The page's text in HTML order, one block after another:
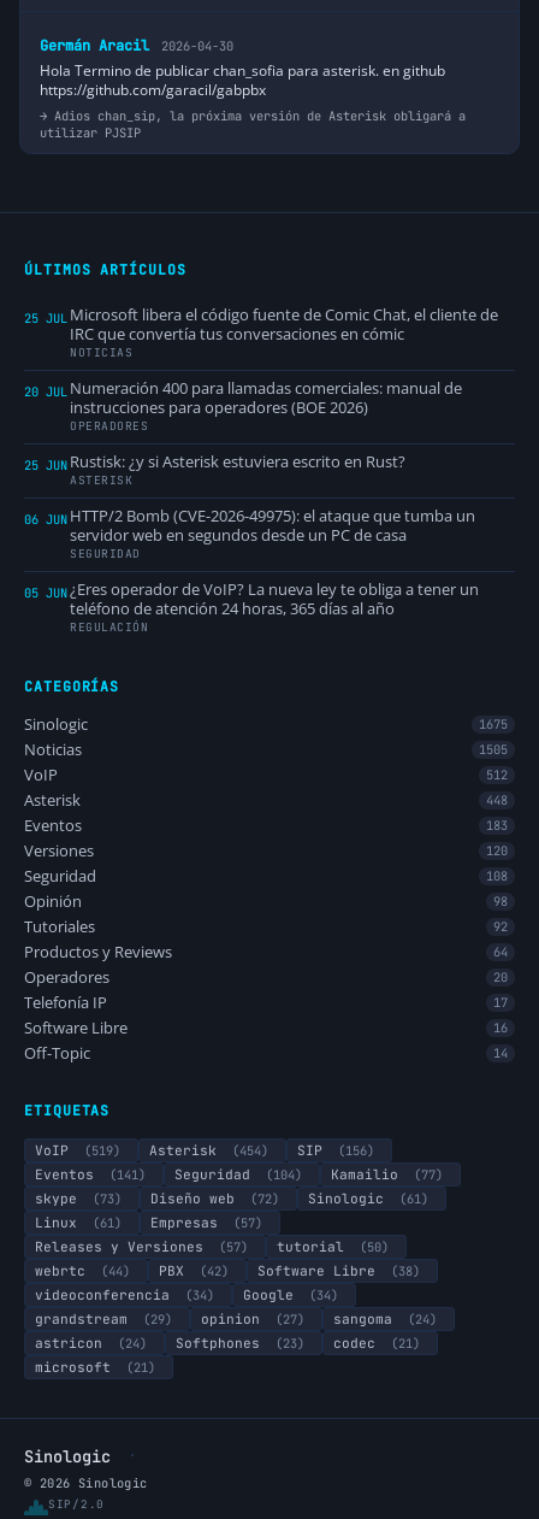
Germán Aracil 2026-04-30
Hola Termino de publicar chan_sofia para asterisk. en github
https://github.com/garacil/gabpbx
Adios chan_sip, la próxima versión de Asterisk obligará a
utilizar PJSIP
ÚLTIMOS ARTÍCULOS
25 JUL Microsoft libera el código fuente de Comic Chat, el cliente de
IRC que convertía tus conversaciones en cómic
NOTICIAS
20 JUL Numeración 400 para llamadas comerciales: manual de
instrucciones para operadores (BOE 2026)
OPERADORES
25 JUN Rustisk: ¿y si Asterisk estuviera escrito en Rust?
ASTERISK
06 JUN HTTP/2 Bomb (CVE-2026-49975): el ataque que tumba un
servidor web en segundos desde un PC de casa
SEGURIDAD
05 JUN¿Eres operador de VoIP? La nueva ley te obliga a tener un
teléfono de atención 24 horas, 365 días al año
REGULACIÓN
CATEGORÍAS
Sinologic 1675
Noticias 1505
VoIP 512
Asterisk 448
Eventos 183
Versiones 120
Seguridad 108
Opinión 98
Tutoriales 92
Productos y Reviews 64
Operadores 20
Telefonía IP 17
Software Libre 16
Off-Topic 14
ETIQUETAS
VoIP (519) Asterisk (454) SIP
(156)
Eventos
(141) Seguridad (104) Kamailio
(77)
skype
(73) Diseño web (72) Sinologic
(61)
Linux
(61) Empresas
(57)
Releases y Versiones
(57) tutorial
(50)
webrtc
(44) PBX (42) Software Libre
(38)
videoconferencia
(34) Google
(34)
grandstream
(29) opinion (27) sangoma
(24)
astricon
(24) Softphones (23) codec
(21)
microsoft
(21)
Sinologic ·
© 2026 Sinologic
SIP/2.0